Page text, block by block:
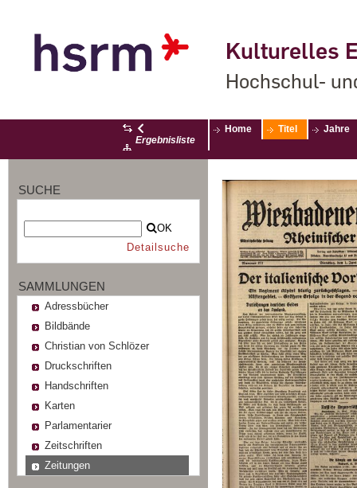
Kulturelles
Hochschul-
Ergebnisliste
Home Titel Jahre
SUCHE
OK
Detailsuche
SAMMLUNGEN
Adressbücher
Bildbände
Christian von Schlözer
Druckschriften
Handschriften
Karten
Parlamentarier
Zeitschriften
Zeitungen